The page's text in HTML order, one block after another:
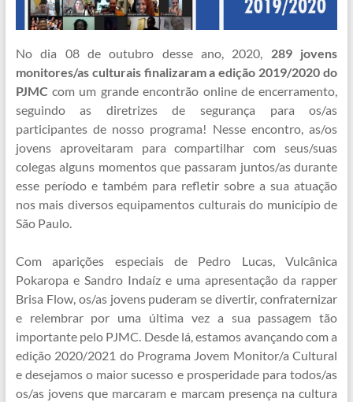
No dia 08 de outubro desse ano, 2020, 289 jovens
monitores/as culturais finalizaram a edição 2019/2020 do
PJMC com um grande encontrão online de encerramento,
seguindo as diretrizes de segurança para os/as
participantes de nosso programa! Nesse encontro, as/os
jovens aproveitaram para compartilhar com seus/suas
colegas alguns momentos que passaram juntos/as durante
esse período e também para refletir sobre a sua atuação
nos mais diversos equipamentos culturais do município de
São Paulo.
Com aparições especiais de Pedro Lucas, Vulcânica
Pokaropa e Sandro Indaíz e uma apresentação da rapper
Brisa Flow, os/as jovens puderam se divertir, confraternizar
e relembrar por uma última vez a sua passagem tão
importante pelo PJMC. Desde lá, estamos avançando com a
edição 2020/2021 do Programa Jovem Monitor/a Cultural
e desejamos o maior sucesso e prosperidade para todos/as
os/as jovens que marcaram e marcam presença na cultura